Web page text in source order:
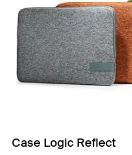
Case Logic Reflect